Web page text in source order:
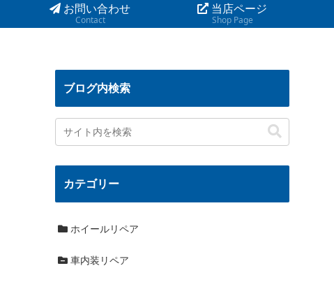
お問い合わせ
Contact
当店ページ
Shop Page
ブログ内検索
カテゴリー
ホイールリペア
車内装リペア